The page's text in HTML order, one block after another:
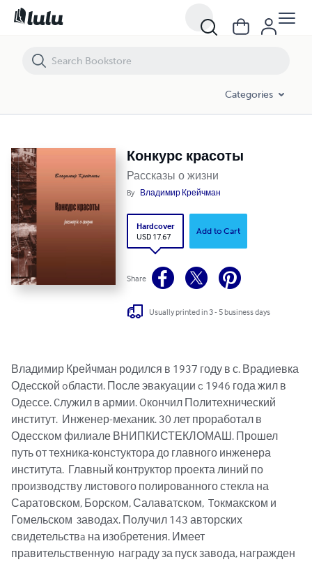
Categories
Конкурс красоты
Рассказы о жизни
By Владимир Крейчман
Hardcover
USD 17.67
Add to Cart
Share
Usually printed in 3 - 5 business days
Владимир Крейчман родился в 1937 году в с. Врадиевка
Одeсской oбласти. После эвакуации c 1946 года жил в
Одессе. Cлужил в армии. Oкончил Политехнический
институт.  Инженер-меxаник. 30 лет проработал в
Одесском филиале ВНИПКИСТЕКЛОМАШ. Прошел
путь от техника-констуктора до главного инженера
института.  Главный контруктор проекта линий по
производству листового полированного стекла на
Саратовском, Борском, Салаватском,  Tокмакском и
Гомельском  заводах. Получил 143 авторских
свидетельствa на изобретения. Имеет
правительственную  награду за пуск завода, награжден
Конкурс красоты